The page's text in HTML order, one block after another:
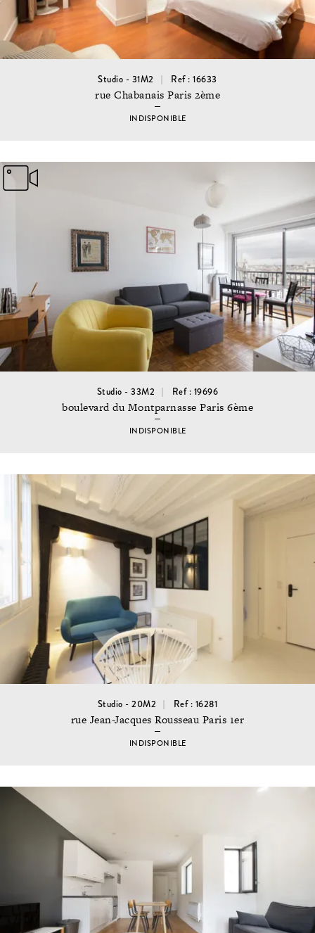
Studio - 31M2 Ref : 16633
rue Chabanais Paris 2ème
INDISPONIBLE
Studio - 33M2 Ref : 19696
boulevard du Montparnasse Paris 6ème
INDISPONIBLE
Studio - 20M2 Ref : 16281
rue Jean-Jacques Rousseau Paris 1er
INDISPONIBLE